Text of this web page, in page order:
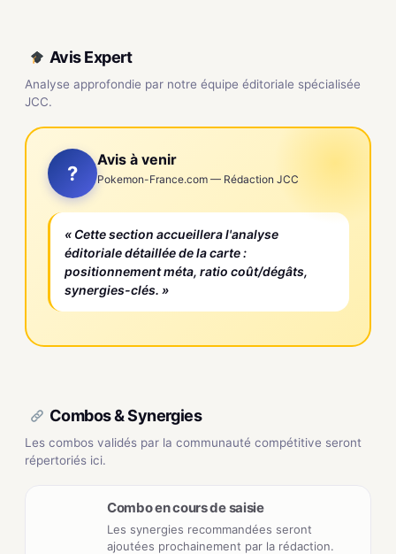
Avis Expert
Analyse approfondie par notre équipe éditoriale spécialisée
JCC.
?
Avis à venir
Pokemon-France.com — Rédaction JCC
« Cette section accueillera l'analyse
éditoriale détaillée de la carte :
positionnement méta, ratio coût/dégâts,
synergies-clés. »
Combos & Synergies
Les combos validés par la communauté compétitive seront
répertoriés ici.
Combo en cours de saisie
Les synergies recommandées seront
ajoutées prochainement par la rédaction.